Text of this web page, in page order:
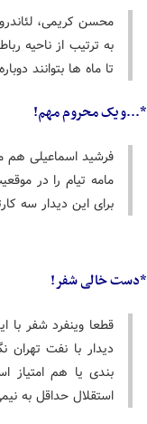
به ترتیب از ناحیه
تا ماه ها بتوانند
*...و یک محروم مهم!
فرشید اسماعیلی هم
مامه تیام را در
برای این دیدار سه
*دست خالی شفر!
قطعا وینفرد شفر
بندی یا هم امتیاز
استقلال حداقل به نیمی از این 12 غایب